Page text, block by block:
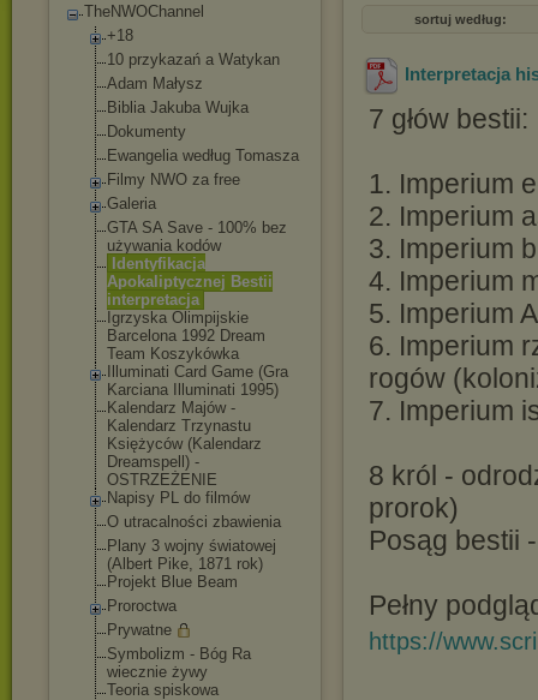
TheNWOChannel
+18
10 przykazań a Watykan
Adam Małysz
Biblia Jakuba Wujka
Dokumenty
Ewangelia według Tomasza
Filmy NWO za free
Galeria
GTA SA Save - 100% bez
używania kodów
Identyfikacja
Apokaliptycznej Bestii
interpretacja
Igrzyska Olimpijskie
Barcelona 1992 Dream
Team Koszykówka
Illuminati Card Game (Gra
Karciana Illuminati 1995)
Kalendarz Majów -
Kalendarz Trzynastu
Księżyców (Kalendarz
Dreamspell) -
OSTRZEŻENIE
Napisy PL do filmów
O utracalności zbawienia
Plany 3 wojny światowej
(Albert Pike, 1871 rok)
Projekt Blue Beam
Proroctwa
Prywatne
Symbolizm - Bóg Ra
wiecznie żywy
Teoria spiskowa
sortuj według:
Interpretacja
7 głów bestii:
1. Imperium
2. Imperium
3. Imperium
4. Imperium
5. Imperium
6. Imperium
rogów
7. Imperium
8 król -
prorok)
Posąg bestii
Pełny
https://